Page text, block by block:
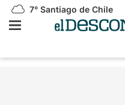
7° Santiago de Chile